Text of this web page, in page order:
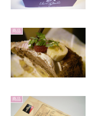
商品
商品